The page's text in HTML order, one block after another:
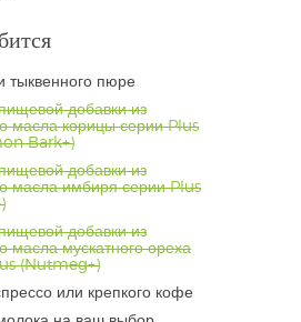
тыквенного пюре
добавки из
масла корицы серии Plus
Bark+)
добавки из
масла имбиря серии Plus
добавки из
масла мускатного ореха
(Nutmeg+)
или крепкого кофе